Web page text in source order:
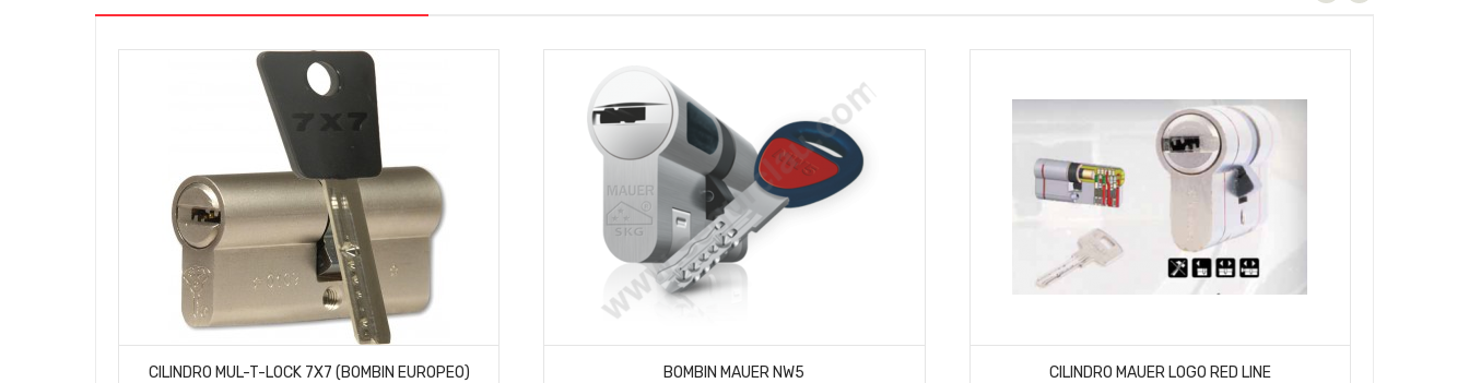
AÑADIR AL CARRITO
CILINDRO MUL-T-LOCK 7X7 (BOMBIN EUROPEO) AÑADIR AL CARRITO
BOMBIN MAUER NW5 AÑADIR AL CARRITO
CILINDRO MAUER LOGO RED LINE